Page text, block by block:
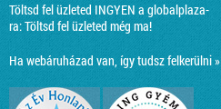
Töltsd fel üzleted INGYEN a globalplaza-
ra:Töltsd fel üzleted még ma!
Ha webáruházad van, így tudsz felkerülni »